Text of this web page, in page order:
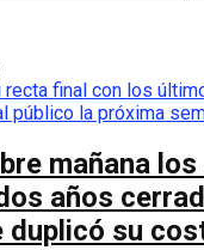
mañana
años
duplicó su